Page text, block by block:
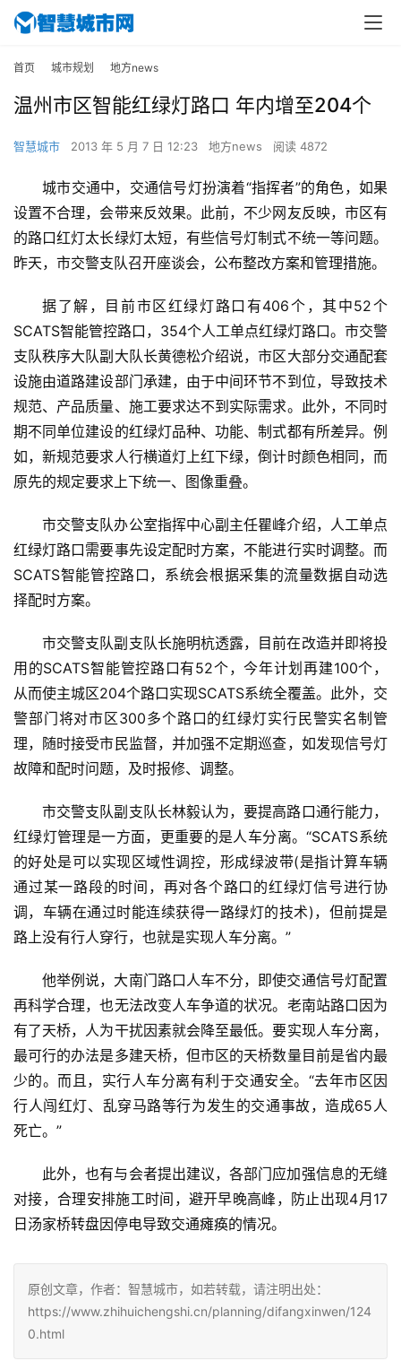
首页 城市规划 地方news
温州市区智能红绿灯路口 年内增至204个
智慧城市 2013 年 5 月 7 日 12:23 地方news 阅读 4872
城市交通中，交通信号灯扮演着“指挥者”的角色，如果
设置不合理，会带来反效果。此前，不少网友反映，市区有
的路口红灯太长绿灯太短，有些信号灯制式不统一等问题。
昨天，市交警支队召开座谈会，公布整改方案和管理措施。
据了解，目前市区红绿灯路口有406个，其中52个
SCATS智能管控路口，354个人工单点红绿灯路口。市交警
支队秩序大队副大队长黄德松介绍说，市区大部分交通配套
设施由道路建设部门承建，由于中间环节不到位，导致技术
规范、产品质量、施工要求达不到实际需求。此外，不同时
期不同单位建设的红绿灯品种、功能、制式都有所差异。例
如，新规范要求人行横道灯上红下绿，倒计时颜色相同，而
原先的规定要求上下统一、图像重叠。
市交警支队办公室指挥中心副主任瞿峰介绍，人工单点
红绿灯路口需要事先设定配时方案，不能进行实时调整。而
SCATS智能管控路口，系统会根据采集的流量数据自动选
择配时方案。
市交警支队副支队长施明杭透露，目前在改造并即将投
用的SCATS智能管控路口有52个，今年计划再建100个，
从而使主城区204个路口实现SCATS系统全覆盖。此外，交
警部门将对市区300多个路口的红绿灯实行民警实名制管
理，随时接受市民监督，并加强不定期巡查，如发现信号灯
故障和配时问题，及时报修、调整。
市交警支队副支队长林毅认为，要提高路口通行能力，
红绿灯管理是一方面，更重要的是人车分离。“SCATS系统
的好处是可以实现区域性调控，形成绿波带(是指计算车辆
通过某一路段的时间，再对各个路口的红绿灯信号进行协
调，车辆在通过时能连续获得一路绿灯的技术)，但前提是
路上没有行人穿行，也就是实现人车分离。”
他举例说，大南门路口人车不分，即使交通信号灯配置
再科学合理，也无法改变人车争道的状况。老南站路口因为
有了天桥，人为干扰因素就会降至最低。要实现人车分离，
最可行的办法是多建天桥，但市区的天桥数量目前是省内最
少的。而且，实行人车分离有利于交通安全。“去年市区因
行人闯红灯、乱穿马路等行为发生的交通事故，造成65人
死亡。”
此外，也有与会者提出建议，各部门应加强信息的无缝
对接，合理安排施工时间，避开早晚高峰，防止出现4月17
日汤家桥转盘因停电导致交通瘫痪的情况。
原创文章，作者：智慧城市，如若转载，请注明出处：
https://www.zhihuichengshi.cn/planning/difangxinwen/124
0.html